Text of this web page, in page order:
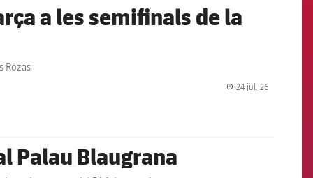
a les semifinals de la
Rozas
24 jul. 26
Palau Blaugrana